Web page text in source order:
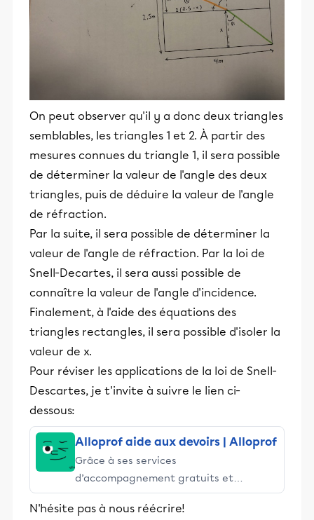
On peut observer qu'il y a donc deux triangles
semblables, les triangles 1 et 2. À partir des
mesures connues du triangle 1, il sera possible
de déterminer la valeur de l'angle des deux
triangles, puis de déduire la valeur de l'angle
de réfraction.
Par la suite, il sera possible de déterminer la
valeur de l'angle de réfraction. Par la loi de
Snell-Decartes, il sera aussi possible de
connaître la valeur de l'angle d'incidence.
Finalement, à l'aide des équations des
triangles rectangles, il sera possible d'isoler la
valeur de x.
Pour réviser les applications de la loi de Snell-
Descartes, je t'invite à suivre le lien ci-
dessous:
Alloprof aide aux devoirs | Alloprof
Grâce à ses services
d’accompagnement gratuits et
stimulants, Alloprof engage les élèves
et leurs parents dans la réussite
N'hésite pas à nous réécrire!